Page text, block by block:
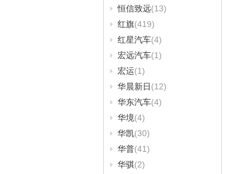
恒信致远(13)
红旗(419)
红星汽车(4)
宏远汽车(1)
宏运(1)
华晨新日(12)
华东汽车(4)
华境(4)
华凯(30)
华普(41)
华骐(2)